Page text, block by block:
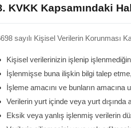
KVKK Kapsamındaki
sayılı Kişisel Verilerin Korunması
Kişisel verilerinizin işlenip
İşlenmişse buna ilişkin bilgi talep etme,
İşleme amacını ve bunların amacına
Verilerin yurt içinde veya yurt dışında
Eksik veya yanlış işlenmiş verilerin